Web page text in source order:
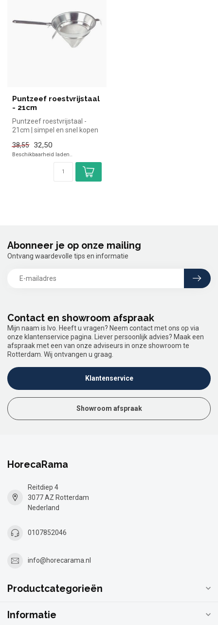
Puntzeef roestvrijstaal
- 21cm
Puntzeef roestvrijstaal -
21cm | simpel en snel kopen
38,55
32,50
Beschikbaarheid laden..
Contact en showroom afspraak
Mijn naam is Ivo. Heeft u vragen? Neem contact met ons op via
onze klantenservice pagina. Liever persoonlijk advies? Maak een
afspraak met een van onze adviseurs in onze showroom te
Rotterdam. Wij ontvangen u graag.
Klantenservice
Showroom afspraak
Abonneer je op onze mailing
Ontvang waardevolle tips en informatie
HorecaRama
Reitdiep 4
3077 AZ Rotterdam
Nederland
0107852046
info@horecarama.nl
Productcategorieën
Informatie